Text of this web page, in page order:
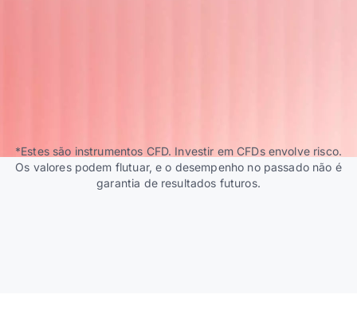
*Estes são instrumentos CFD. Investir em CFDs envolve risco.
Os valores podem flutuar, e o desempenho no passado não é
garantia de resultados futuros.